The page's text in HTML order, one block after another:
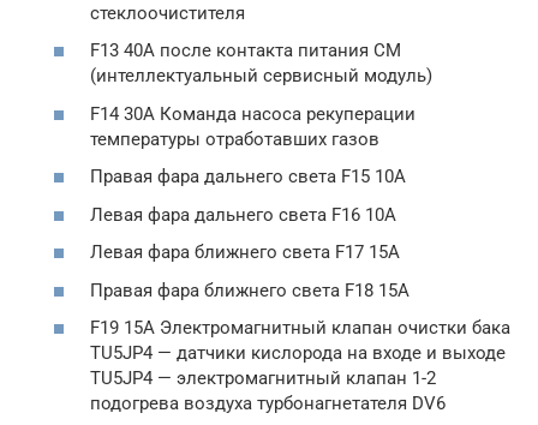
стеклоочистителя
F13 40А после контакта питания CM
(интеллектуальный сервисный модуль)
F14 30A Команда насоса рекуперации
температуры отработавших газов
Правая фара дальнего света F15 10A
Левая фара дальнего света F16 10A
Левая фара ближнего света F17 15А
Правая фара ближнего света F18 15А
F19 15A Электромагнитный клапан очистки бака
TU5JP4 — датчики кислорода на входе и выходе
TU5JP4 — электромагнитный клапан 1-2
подогрева воздуха турбонагнетателя DV6